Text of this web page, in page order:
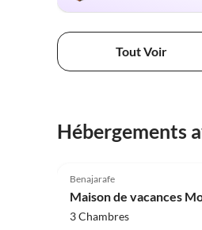
Tout Voir
Hébergements
Benajarafe
Maison de vacances
3 Chambres